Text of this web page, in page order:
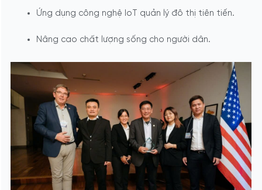
Ứng dụng công nghệ IoT quản lý đô thị tiên tiến.
Nâng cao chất lượng sống cho người dân.